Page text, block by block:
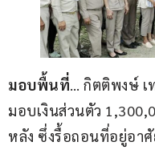
มอบพื้นที่… กิตติพงษ์ เ
มอบเงินส่วนตัว
หลัง ซึ่งรื้อถอนที่อยู่อา